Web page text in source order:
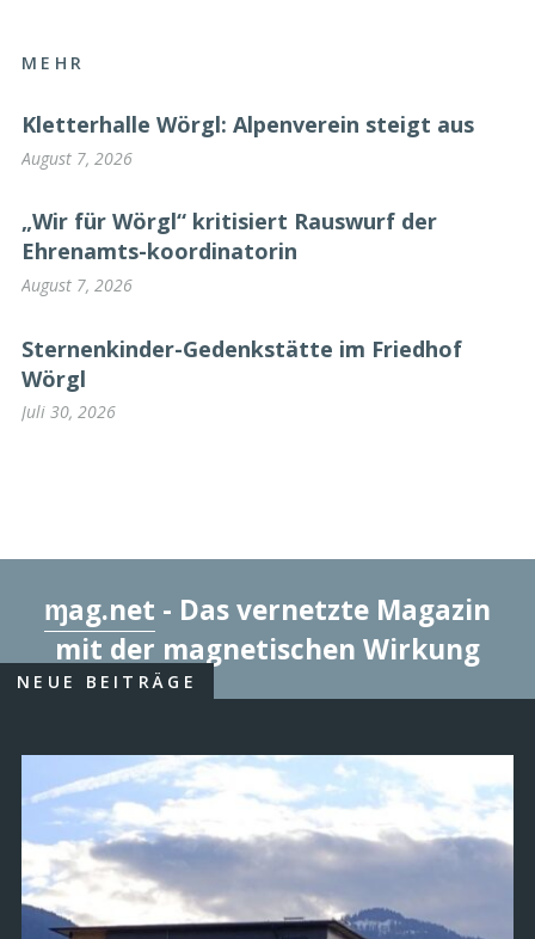
MEHR
Kletterhalle Wörgl: Alpenverein steigt aus
August 7, 2026
„Wir für Wörgl“ kritisiert Rauswurf der
Ehrenamts-koordinatorin
August 7, 2026
Sternenkinder-Gedenkstätte im Friedhof
Wörgl
Juli 30, 2026
ɱag.net - Das vernetzte Magazin
mit der magnetischen Wirkung
NEUE BEITRÄGE